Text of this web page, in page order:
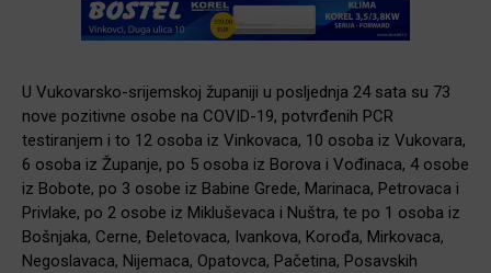
U Vukovarsko-srijemskoj županiji u posljednja 24 sata su 73
nove pozitivne osobe na COVID-19, potvrđenih PCR
testiranjem i to 12 osoba iz Vinkovaca, 10 osoba iz Vukovara,
6 osoba iz Županje, po 5 osoba iz Borova i Vođinaca, 4 osobe
iz Bobote, po 3 osobe iz Babine Grede, Marinaca, Petrovaca i
Privlake, po 2 osobe iz Mikluševaca i Nuštra, te po 1 osoba iz
Bošnjaka, Cerne, Đeletovaca, Ivankova, Korođa, Mirkovaca,
Negoslavaca, Nijemaca, Opatovca, Pačetina, Posavskih